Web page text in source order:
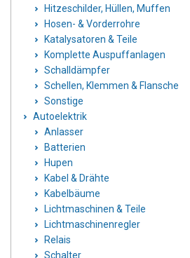
Hitzeschilder, Hüllen, Muffen
Hosen- & Vorderrohre
Katalysatoren & Teile
Komplette Auspuffanlagen
Schalldämpfer
Schellen, Klemmen & Flansche
Sonstige
Autoelektrik
Anlasser
Batterien
Hupen
Kabel & Drähte
Kabelbäume
Lichtmaschinen & Teile
Lichtmaschinenregler
Relais
Schalter